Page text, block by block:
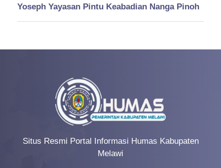
Yoseph Yayasan Pintu Keabadian Nanga Pinoh
Situs Resmi Portal Informasi Humas Kabupaten
Melawi